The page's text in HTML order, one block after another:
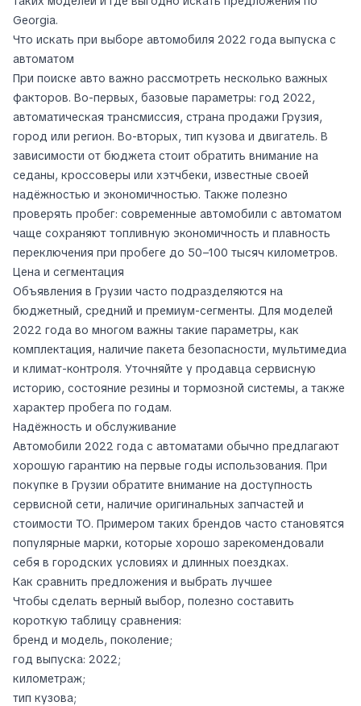
Georgia.
Что искать при выборе автомобиля 2022 года выпуска с
автоматом
При поиске авто важно рассмотреть несколько важных
факторов. Во-первых, базовые параметры: год 2022,
автоматическая трансмиссия, страна продажи Грузия,
город или регион. Во-вторых, тип кузова и двигатель. В
зависимости от бюджета стоит обратить внимание на
седаны, кроссоверы или хэтчбеки, известные своей
надёжностью и экономичностью. Также полезно
проверять пробег: современные автомобили с автоматом
чаще сохраняют топливную экономичность и плавность
переключения при пробеге до 50–100 тысяч километров.
Цена и сегментация
Объявления в Грузии часто подразделяются на
бюджетный, средний и премиум-сегменты. Для моделей
2022 года во многом важны такие параметры, как
комплектация, наличие пакета безопасности, мультимедиа
и климат-контроля. Уточняйте у продавца сервисную
историю, состояние резины и тормозной системы, а также
характер пробега по годам.
Надёжность и обслуживание
Автомобили 2022 года с автоматами обычно предлагают
хорошую гарантию на первые годы использования. При
покупке в Грузии обратите внимание на доступность
сервисной сети, наличие оригинальных запчастей и
стоимости ТО. Примером таких брендов часто становятся
популярные марки, которые хорошо зарекомендовали
себя в городских условиях и длинных поездках.
Как сравнить предложения и выбрать лучшее
Чтобы сделать верный выбор, полезно составить
короткую таблицу сравнения:
бренд и модель, поколение;
год выпуска: 2022;
километраж;
тип кузова;